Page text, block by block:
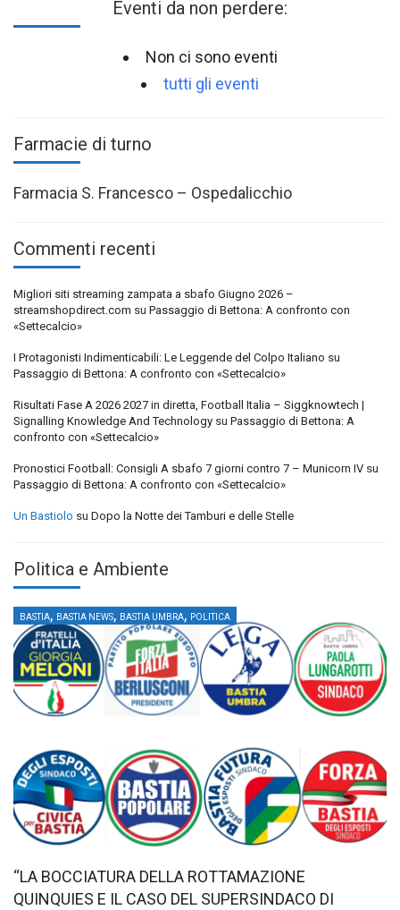
Eventi da non perdere:
Non ci sono eventi
tutti gli eventi
Farmacie di turno
Farmacia S. Francesco – Ospedalicchio
Commenti recenti
Migliori siti streaming zampata a sbafo Giugno 2026 –
streamshopdirect.com su Passaggio di Bettona: A confronto con
«Settecalcio»
I Protagonisti Indimenticabili: Le Leggende del Colpo Italiano su
Passaggio di Bettona: A confronto con «Settecalcio»
Risultati Fase A 2026 2027 in diretta, Football Italia – Siggknowtech |
Signalling Knowledge And Technology su Passaggio di Bettona: A
confronto con «Settecalcio»
Pronostici Football: Consigli A sbafo 7 giorni contro 7 – Municorn IV su
Passaggio di Bettona: A confronto con «Settecalcio»
Un Bastiolo su Dopo la Notte dei Tamburi e delle Stelle
Politica e Ambiente
BASTIA, BASTIA NEWS, BASTIA UMBRA, POLITICA
“LA BOCCIATURA DELLA ROTTAMAZIONE
QUINQUIES E IL CASO DEL SUPERSINDACO DI